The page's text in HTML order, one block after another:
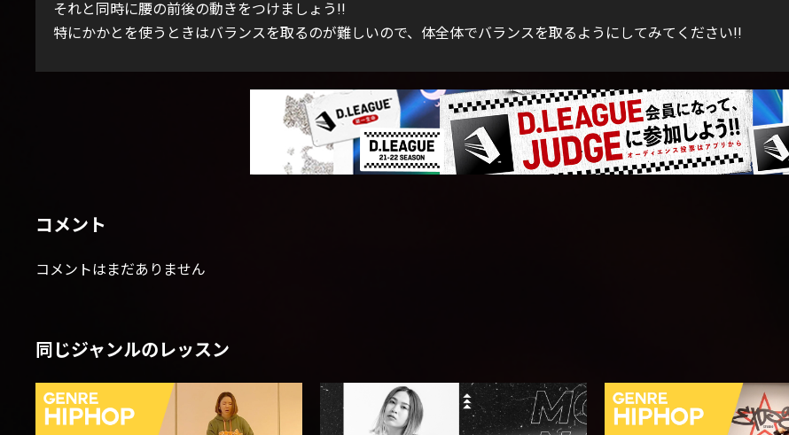
それと同時に腰の前後の動きをつけましょう!!
特にかかとを使うときはバランスを取るのが難しいので、体全体でバランスを取るようにしてみてください!!
コメント
コメントはまだありません
同じジャンルのレッスン